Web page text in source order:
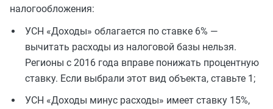
налогообложения:
УСН «Доходы» облагается по ставке 6% —
вычитать расходы из налоговой базы нельзя.
Регионы с 2016 года вправе понижать процентную
ставку. Если выбрали этот вид объекта, ставьте 1;
УСН «Доходы минус расходы» имеет ставку 15%,